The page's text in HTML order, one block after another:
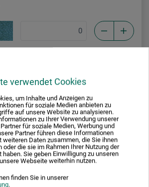
verwendet Cookies
um Inhalte und Anzeigen zu
für soziale Medien anbieten zu
auf unsere Website zu analysieren.
zu Ihrer Verwendung unserer
für soziale Medien, Werbung und
Partner führen diese Informationen
Daten zusammen, die Sie ihnen
oder die sie im Rahmen Ihrer Nutzung der
Sie geben Einwilligung zu unseren
Webseite weiterhin nutzen.
finden Sie in unserer
.